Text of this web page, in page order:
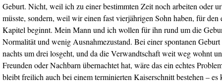
Geburt. Nicht, weil ich zu einer bestimmten Zeit noch arbeiten oder
müsste, sondern, weil wir einen fast vierjährigen Sohn haben, für den
Kapitel beginnt. Mein Mann und ich wollen für ihn rund um die
Normalität und wenig Ausnahmezustand. Bei einer spontanen Geburt
nachts um drei losgeht, und da die Verwandtschaft weit weg wohnt
Freunden oder Nachbarn übernachtet hat, wäre das ein echtes
bleibt freilich auch bei einem terminierten Kaiserschnitt bestehen – es